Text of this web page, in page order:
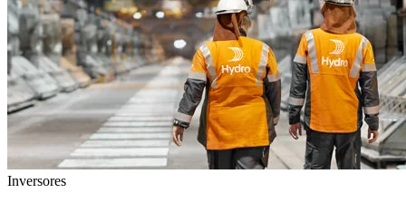
Inversores